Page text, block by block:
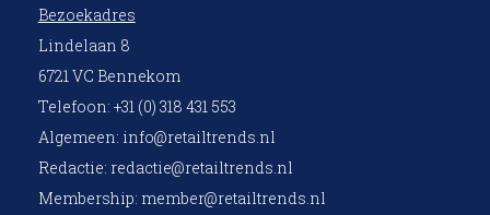
Bezoekadres
Lindelaan 8
6721 VC Bennekom
Telefoon: +31 (0) 318 431 553
Algemeen: info@retailtrends.nl
Redactie: redactie@retailtrends.nl
Membership: member@retailtrends.nl